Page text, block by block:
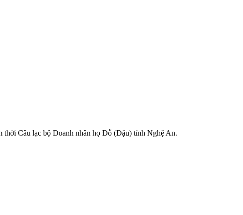
Câu lạc bộ Doanh nhân họ Đỗ (Đậu) tỉnh Nghệ An.